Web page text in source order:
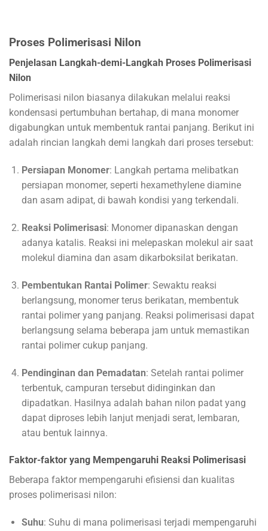
Proses Polimerisasi Nilon
Penjelasan Langkah-demi-Langkah Proses Polimerisasi
Nilon
Polimerisasi nilon biasanya dilakukan melalui reaksi
kondensasi pertumbuhan bertahap, di mana monomer
digabungkan untuk membentuk rantai panjang. Berikut ini
adalah rincian langkah demi langkah dari proses tersebut:
Persiapan Monomer: Langkah pertama melibatkan
persiapan monomer, seperti hexamethylene diamine
dan asam adipat, di bawah kondisi yang terkendali.
Reaksi Polimerisasi: Monomer dipanaskan dengan
adanya katalis. Reaksi ini melepaskan molekul air saat
molekul diamina dan asam dikarboksilat berikatan.
Pembentukan Rantai Polimer: Sewaktu reaksi
berlangsung, monomer terus berikatan, membentuk
rantai polimer yang panjang. Reaksi polimerisasi dapat
berlangsung selama beberapa jam untuk memastikan
rantai polimer cukup panjang.
Pendinginan dan Pemadatan: Setelah rantai polimer
terbentuk, campuran tersebut didinginkan dan
dipadatkan. Hasilnya adalah bahan nilon padat yang
dapat diproses lebih lanjut menjadi serat, lembaran,
atau bentuk lainnya.
Faktor-faktor yang Mempengaruhi Reaksi Polimerisasi
Beberapa faktor mempengaruhi efisiensi dan kualitas
proses polimerisasi nilon:
Suhu: Suhu di mana polimerisasi terjadi mempengaruhi